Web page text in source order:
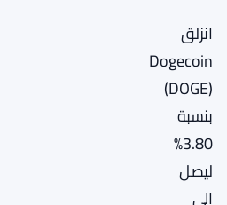
انزلق
Dogecoin
(DOGE)
بنسبة
3.80%
ليصل
إلى